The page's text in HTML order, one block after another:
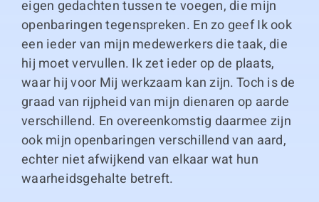
eigen gedachten tussen te voegen, die mijn
openbaringen tegenspreken. En zo geef Ik ook
een ieder van mijn medewerkers die taak, die
hij moet vervullen. Ik zet ieder op de plaats,
waar hij voor Mij werkzaam kan zijn. Toch is de
graad van rijpheid van mijn dienaren op aarde
verschillend. En overeenkomstig daarmee zijn
ook mijn openbaringen verschillend van aard,
echter niet afwijkend van elkaar wat hun
waarheidsgehalte betreft.